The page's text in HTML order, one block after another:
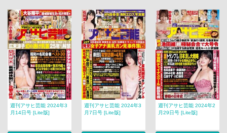
週刊アサヒ芸能 2024年3
月14日号 [Lite版]
週刊アサヒ芸能 2024年3
月7日号 [Lite版]
週刊アサヒ芸能 2024年2
月29日号 [Lite版]